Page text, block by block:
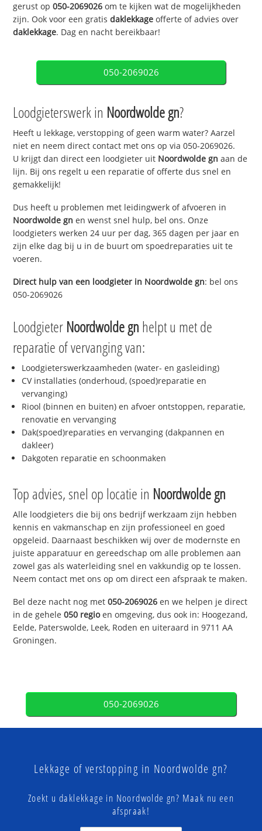
gerust op050-2069026 om te kijken wat de mogelijkheden
zijn. Ook voor een gratisdaklekkage offerte of advies over
daklekkage. Dag en nacht bereikbaar!
050-2069026
Loodgieterswerk in Noordwolde gn?
Heeft u lekkage, verstopping of geen warm water? Aarzel
niet en neem direct contact met ons op via 050-2069026.
U krijgt dan direct een loodgieter uit Noordwolde gn aan de
lijn. Bij ons regelt u een reparatie of offerte dus snel en
gemakkelijk!
Dus heeft u problemen met leidingwerk of afvoeren in
Noordwolde gn en wenst snel hulp, bel ons. Onze
loodgieters werken 24 uur per dag, 365 dagen per jaar en
zijn elke dag bij u in de buurt om spoedreparaties uit te
voeren.
Direct hulp van een loodgieter in Noordwolde gn: bel ons
050-2069026
Loodgieter Noordwolde gn helpt u met de
reparatie of vervanging van:
Loodgieterswerkzaamheden (water- en gasleiding)
CV installaties (onderhoud, (spoed)reparatie en
vervanging)
Riool (binnen en buiten) en afvoer ontstoppen, reparatie,
renovatie en vervanging
Dak(spoed)reparaties en vervanging (dakpannen en
dakleer)
Dakgoten reparatie en schoonmaken
Top advies, snel op locatie in Noordwolde gn
Alle loodgieters die bij ons bedrijf werkzaam zijn hebben
kennis en vakmanschap en zijn professioneel en goed
opgeleid. Daarnaast beschikken wij over de modernste en
juiste apparatuur en gereedschap om alle problemen aan
zowel gas als waterleiding snel en vakkundig op te lossen.
Neem contact met ons op om direct een afspraak te maken.
Bel deze nacht nog met050-2069026 en we helpen je direct
in de gehele050 regioen omgeving, dus ook in: Hoogezand,
Eelde, Paterswolde, Leek, Roden en uiteraard in 9711 AA
Groningen.
050-2069026
Lekkage of verstopping in Noordwolde gn?
Zoekt u daklekkage in Noordwolde gn? Maak nu een
afspraak!